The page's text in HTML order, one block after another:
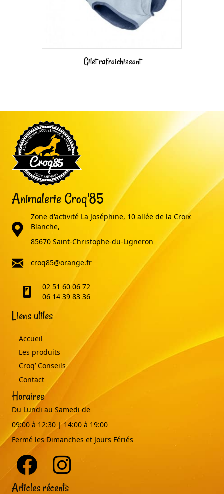
Gilet rafraichissant
Animalerie Croq'85
adresse
Zone d'activité La Joséphine, 10 allée de la Croix
Blanche,
85670 Saint-Christophe-du-Ligneron
email
croq85@orange.fr
telephone02 51 60 06 72
06 14 39 83 36
Liens utiles
Accueil
Les produits
Croq’ Conseils
Contact
Horaires
Du Lundi au Samedi de
09:00 à 12:30 | 14:00 à 19:00
Fermé les Dimanches et Jours Fériés
Articles récents